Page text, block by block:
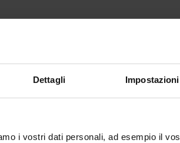
Dettagli
i vostri dati personali, ad esempio il